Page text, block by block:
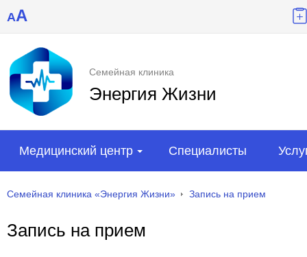
AA
Семейная клиника
Энергия Жизни
Медицинский центр Специалисты
Семейная клиника «Энергия Жизни» Запись на прием
Запись на прием